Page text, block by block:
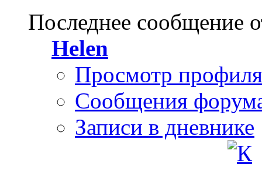
Последнее сообщение
Helen
Просмотр профиля
Сообщения
Записи в дневнике